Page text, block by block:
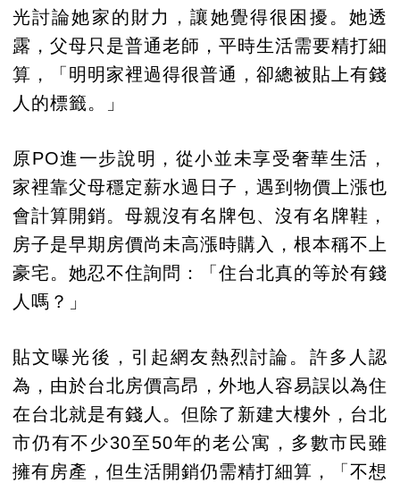
光討論她家的財力，讓她覺得很困擾。她透
露，父母只是普通老師，平時生活需要精打細
算，「明明家裡過得很普通，卻總被貼上有錢
人的標籤。」
原PO進一步說明，從小並未享受奢華生活，
家裡靠父母穩定薪水過日子，遇到物價上漲也
會計算開銷。母親沒有名牌包、沒有名牌鞋，
房子是早期房價尚未高漲時購入，根本稱不上
豪宅。她忍不住詢問：「住台北真的等於有錢
人嗎？」
貼文曝光後，引起網友熱烈討論。許多人認
為，由於台北房價高昂，外地人容易誤以為住
在台北就是有錢人。但除了新建大樓外，台北
市仍有不少30至50年的老公寓，多數市民雖
擁有房產，但生活開銷仍需精打細算，「不想